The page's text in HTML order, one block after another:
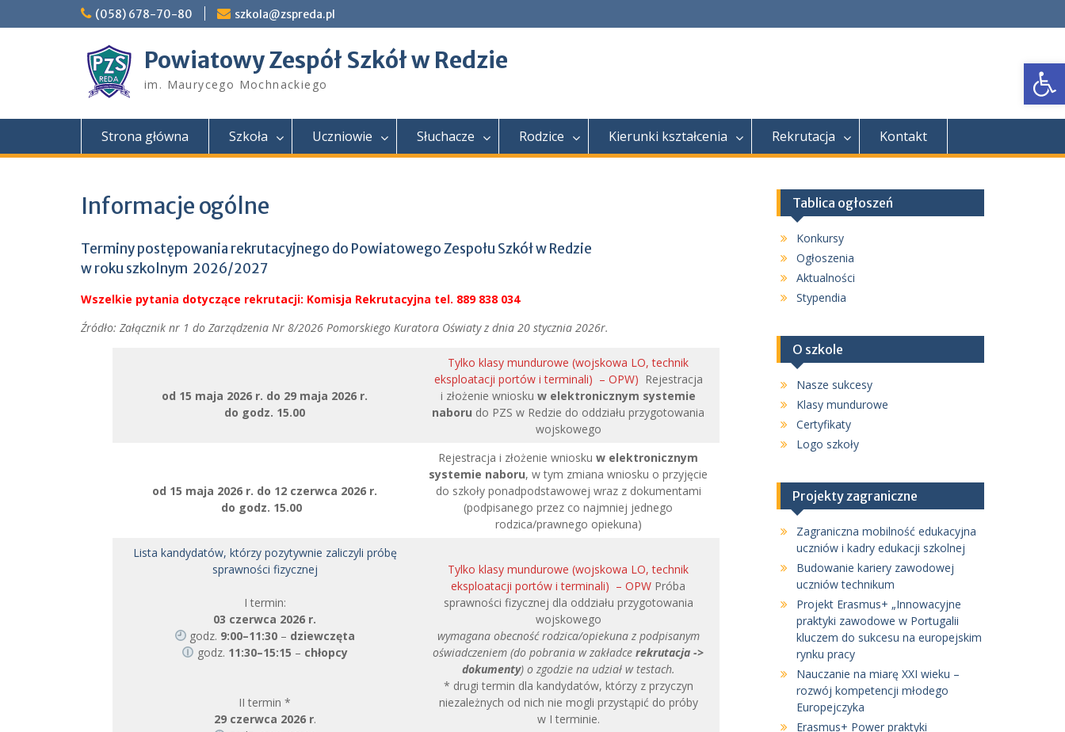
to
(058) 678-70-80 szkola@zspreda.pl
Powiatowy Zespół Szkół w Redzie
im. Maurycego Mochnackiego
Strona główna Szkoła Uczniowie Słuchacze Rodzice Kierunki kształcenia Rekrutacja Kontakt
Informacje ogólne
Terminy postępowania rekrutacyjnego do Powiatowego Zespołu Szkół w Redzie
w roku szkolnym 2026/2027
Wszelkie pytania dotyczące rekrutacji: Komisja Rekrutacyjna tel. 889 838 034
Źródło: Załącznik nr 1 do Zarządzenia Nr 8/2026 Pomorskiego Kuratora Oświaty z dnia 20 stycznia 2026r.
od 15 maja 2026 r. do 29 maja 2026 r.
do godz. 15.00
Tylko klasy mundurowe (wojskowa LO, technik
eksploatacji portów i terminali) – OPW) Rejestracja
i złożenie wniosku w elektronicznym systemie
naboru do PZS w Redzie do oddziału przygotowania
wojskowego
od 15 maja 2026 r. do 12 czerwca 2026 r.
do godz. 15.00
Rejestracja i złożenie wniosku w elektronicznym
systemie naboru, w tym zmiana wniosku o przyjęcie
do szkoły ponadpodstawowej wraz z dokumentami
(podpisanego przez co najmniej jednego
rodzica/prawnego opiekuna)
Lista kandydatów, którzy pozytywnie zaliczyli próbę
sprawności fizycznej
I termin:
03 czerwca 2026 r.
godz. 9:00–11:30 – dziewczęta
godz. 11:30–15:15 – chłopcy
II termin *
29 czerwca 2026 r.
Tylko klasy mundurowe (wojskowa LO, technik
eksploatacji portów i terminali) – OPW Próba
sprawności fizycznej dla oddziału przygotowania
wojskowego
wymagana obecność rodzica/opiekuna z podpisanym
oświadczeniem (do pobrania w zakładce rekrutacja ->
dokumenty) o zgodzie na udział w testach.
* drugi termin dla kandydatów, którzy z przyczyn
niezależnych od nich nie mogli przystąpić do próby
w I terminie.
Tablica ogłoszeń
Konkursy
Ogłoszenia
Aktualności
Stypendia
O szkole
Nasze sukcesy
Klasy mundurowe
Certyfikaty
Logo szkoły
Projekty zagraniczne
Zagraniczna mobilność edukacyjna
uczniów i kadry edukacji szkolnej
Budowanie kariery zawodowej
uczniów technikum
Projekt Erasmus+ „Innowacyjne
praktyki zawodowe w Portugalii
kluczem do sukcesu na europejskim
rynku pracy
Nauczanie na miarę XXI wieku –
rozwój kompetencji młodego
Europejczyka
Erasmus+ Power praktyki